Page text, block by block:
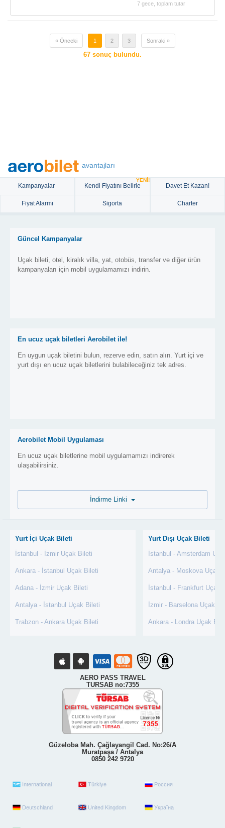
7 gece, toplam tutar
« Önceki 1 2 3 Sonraki »
67 sonuç bulundu.
avantajları
Kampanyalar Kendi Fiyatını Belirle
YENİ!
Davet Et Kazan!
Fiyat Alarmı Sigorta Charter
Güncel Kampanyalar
Uçak bileti, otel, kiralık villa, yat, otobüs, transfer ve diğer ürün
kampanyaları için mobil uygulamamızı indirin.
En ucuz uçak biletleri Aerobilet ile!
En uygun uçak biletini bulun, rezerve edin, satın alın. Yurt içi ve
yurt dışı en ucuz uçak biletlerini bulabileceğiniz tek adres.
Aerobilet Mobil Uygulaması
En ucuz uçak biletlerine mobil uygulamamızı indirerek
ulaşabilirsiniz.
Yurt İçi Uçak Bileti
İstanbul - İzmir Uçak Bileti
Ankara - İstanbul Uçak Bileti
Adana - İzmir Uçak Bileti
Antalya - İstanbul Uçak Bileti
Trabzon - Ankara Uçak Bileti
Yurt Dışı Uçak Bileti
İstanbul - Amsterdam
Antalya - Moskova Uçak
İstanbul - Frankfurt Uçak
İzmir - Barselona Uçak
Ankara - Londra Uçak
AERO PASS TRAVEL
TURSAB no:7355
Güzeloba Mah. Çağlayangil Cad. No:26/A
Muratpaşa / Antalya
0850 242 9720
International Türkiye Россия
Deutschland United Kingdom Україна